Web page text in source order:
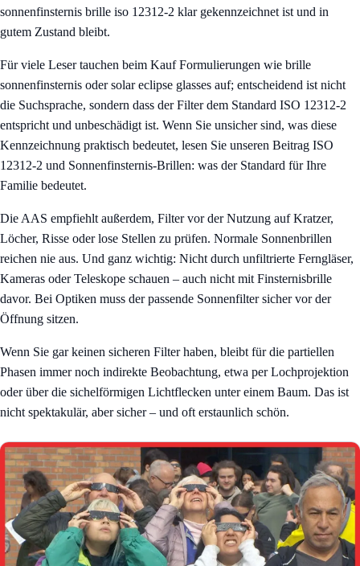
sonnenfinsternis brille iso 12312-2 klar gekennzeichnet ist und in
gutem Zustand bleibt.
Für viele Leser tauchen beim Kauf Formulierungen wie brille
sonnenfinsternis oder solar eclipse glasses auf; entscheidend ist nicht
die Suchsprache, sondern dass der Filter dem Standard ISO 12312-2
entspricht und unbeschädigt ist. Wenn Sie unsicher sind, was diese
Kennzeichnung praktisch bedeutet, lesen Sie unseren Beitrag ISO
12312-2 und Sonnenfinsternis-Brillen: was der Standard für Ihre
Familie bedeutet.
Die AAS empfiehlt außerdem, Filter vor der Nutzung auf Kratzer,
Löcher, Risse oder lose Stellen zu prüfen. Normale Sonnenbrillen
reichen nie aus. Und ganz wichtig: Nicht durch unfiltrierte Ferngläser,
Kameras oder Teleskope schauen – auch nicht mit Finsternisbrille
davor. Bei Optiken muss der passende Sonnenfilter sicher vor der
Öffnung sitzen.
Wenn Sie gar keinen sicheren Filter haben, bleibt für die partiellen
Phasen immer noch indirekte Beobachtung, etwa per Lochprojektion
oder über die sichelförmigen Lichtflecken unter einem Baum. Das ist
nicht spektakulär, aber sicher – und oft erstaunlich schön.